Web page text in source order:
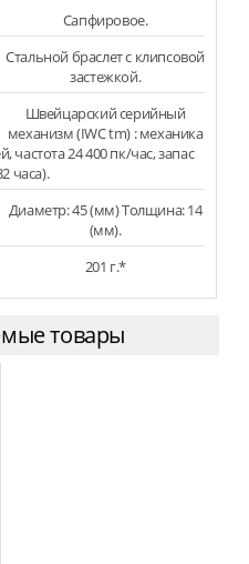
Сапфировое.
Стальной браслет с клипсовой
застежкой.
Швейцарский серийный
механизм (IWC tm) : механика
частота 24 400 пк/час, запас
часа).
Диаметр: 45 (мм) Толщина: 14
(мм).
201 г.*
товары